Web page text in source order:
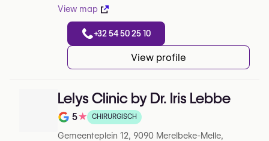
View map
+32 54 50 25 10
View profile
Lelys Clinic by Dr. Iris Lebbe
Note de 5 sur 5 sur Google
5★ CHIRURGISCH
Gemeenteplein 12, 9090 Merelbeke-Melle,